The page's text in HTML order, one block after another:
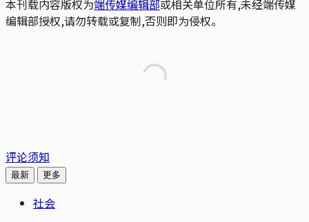
本刊载内容版权为端传媒编辑部或相关单位所有,未经端传媒
编辑部授权,请勿转载或复制,否则即为侵权。
评论须知
最新 更多
社会